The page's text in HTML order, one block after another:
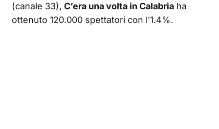
(canale 33), C’era una volta in Calabria ha
ottenuto 120.000 spettatori con l’1.4%.